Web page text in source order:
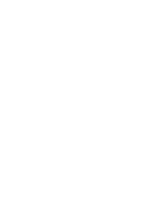
эффективным рекламным инструментом. В
компании, товарах и услугах, привлечь
выставок, промоакций, семинаров и
востребованным считается А4. Он
представленную в данном
брошюру вы можете в типографии Poligrafkin.